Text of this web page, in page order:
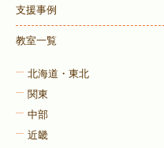
支援事例
教室一覧
北海道・東北
関東
中部
近畿